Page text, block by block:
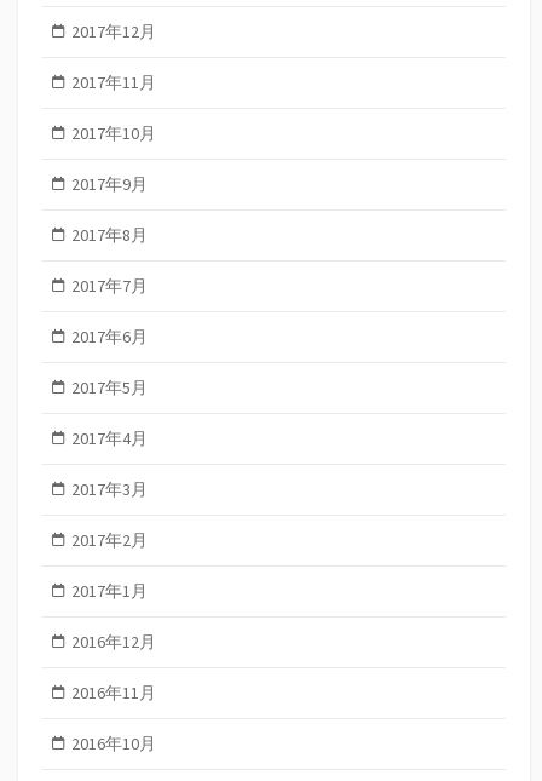
2017年12月
2017年11月
2017年10月
2017年9月
2017年8月
2017年7月
2017年6月
2017年5月
2017年4月
2017年3月
2017年2月
2017年1月
2016年12月
2016年11月
2016年10月